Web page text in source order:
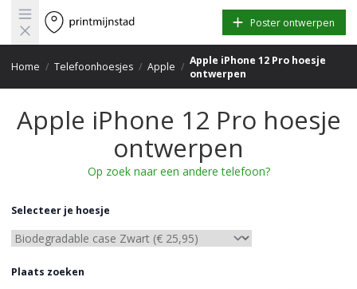
Open main menu Poster ontwerpen
Home / Telefoonhoesjes / Apple / Apple iPhone 12 Pro hoesje
ontwerpen
Apple iPhone 12 Pro hoesje
ontwerpen
Op zoek naar een andere telefoon?
Selecteer je hoesje
Plaats zoeken